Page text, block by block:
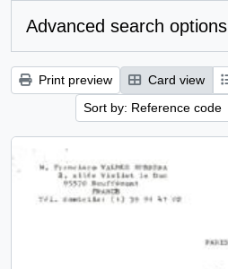
Advanced search options
Print preview Card view
Sort by: Reference code